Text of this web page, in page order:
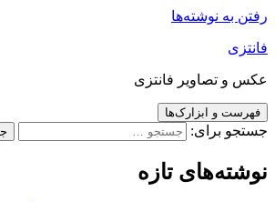
رفتن به نوشته‌ها
فانتزی
عکس و تصاویر فانتزی
فهرست و ابزارک‌ها
جستجو برای:
نوشته‌های تازه